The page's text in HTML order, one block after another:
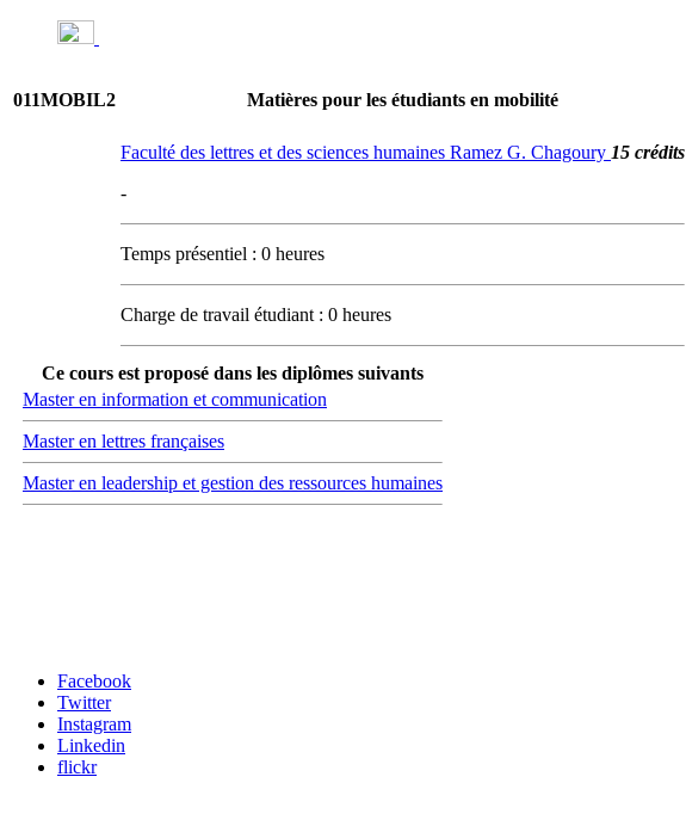
011MOBIL2 Matières pour les étudiants en mobilité
Faculté des lettres et des sciences humaines Ramez G. Chagoury 15 crédits
-
Temps présentiel : 0 heures
Charge de travail étudiant : 0 heures
Ce cours est proposé dans les diplômes suivants
Master en information et communication
Master en lettres françaises
Master en leadership et gestion des ressources humaines
Facebook
Twitter
Instagram
Linkedin
flickr